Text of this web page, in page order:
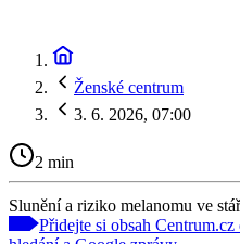
Ženské centrum
3. 6. 2026, 07:00
2 min
Slunění a riziko melanomu ve
Přidejte si obsah